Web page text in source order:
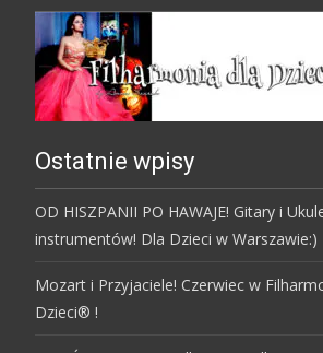
Ostatnie wpisy
OD HISZPANII PO HAWAJE! Gitary i
instrumentów! Dla Dzieci w Warszawie:)
Mozart i Przyjaciele! Czerwiec w
Dzieci® !